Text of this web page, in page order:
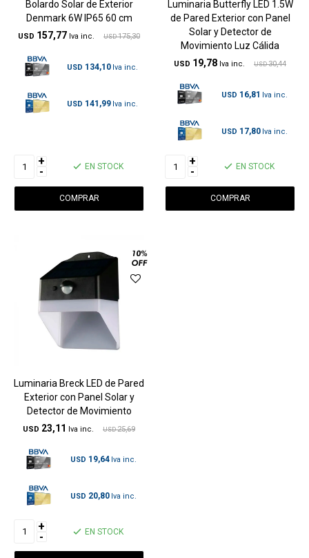
Bolardo Solar de Exterior
Denmark 6W IP65 60 cm
USD 157,77 USD 175,30
USD 134,10
USD 141,99
+
- EN STOCK
Luminaria Butterfly LED 1.5W
de Pared Exterior con Panel
Solar y Detector de
Movimiento Luz Cálida
USD 19,78 USD 30,44
USD 16,81
USD 17,80
+
- EN STOCK
Luminaria Breck LED de Pared
Exterior con Panel Solar y
Detector de Movimiento
USD 23,11 USD 25,69
USD 19,64
USD 20,80
+
- EN STOCK